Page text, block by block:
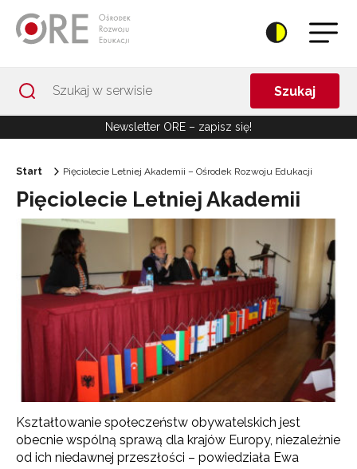
Szukaj
Newsletter ORE – zapisz się!
Start Pięciolecie Letniej Akademii – Ośrodek Rozwoju Edukacji
Pięciolecie Letniej Akademii
Kształtowanie społeczeństw obywatelskich jest
obecnie wspólną sprawą dla krajów Europy, niezależnie
od ich niedawnej przeszłości – powiedziała Ewa